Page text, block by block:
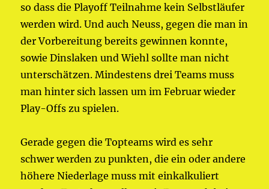
so dass die Playoff Teilnahme kein Selbstläufer
werden wird. Und auch Neuss, gegen die man in
der Vorbereitung bereits gewinnen konnte,
sowie Dinslaken und Wiehl sollte man nicht
unterschätzen. Mindestens drei Teams muss
man hinter sich lassen um im Februar wieder
Play-Offs zu spielen.
Gerade gegen die Topteams wird es sehr
schwer werden zu punkten, die ein oder andere
höhere Niederlage muss mit einkalkuliert